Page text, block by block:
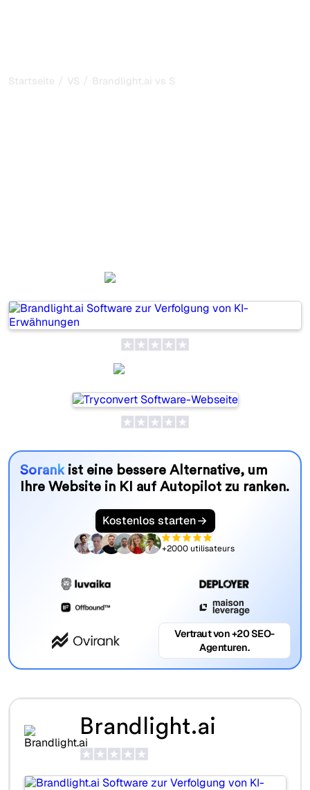
Startseite / VS / Brandlight.ai vs SeoProAI
Sorankist eine bessere Alternative, um
Ihre Website in KI auf Autopilot zu ranken.
Kostenlos starten
+2000 utilisateurs
Vertraut von +20 SEO-
Agenturen.
Brandlight.ai